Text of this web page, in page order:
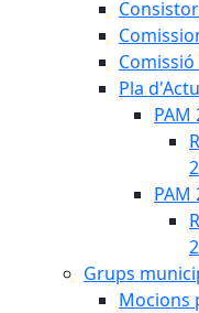
Pla
PAM
PAM
Grups
Mocions